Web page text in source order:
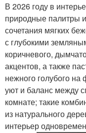
В 2026 году в
природные палитры
сочетания мягких
с глубокими
коричневого,
акцентов, а также
нежного голубого
уют и баланс между
комнате; такие
из натурального
интерьер